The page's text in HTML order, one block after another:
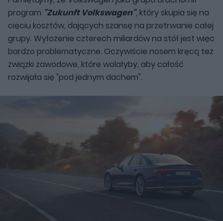
program "Zukunft Volkswagen", który skupia się na
cięciu kosztów, dających szansę na przetrwanie całej
grupy. Wyłożenie czterech miliardów na stół jest więc
bardzo problematyczne. Oczywiście nosem kręcą też
związki zawodowe, które wolałyby, aby całość
rozwijała się "pod jednym dachem".